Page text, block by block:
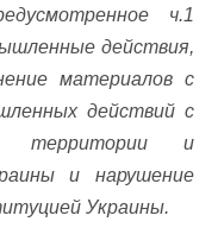
ч.1
действия,
материалов с
действий с
территории и
и нарушение
Украины.